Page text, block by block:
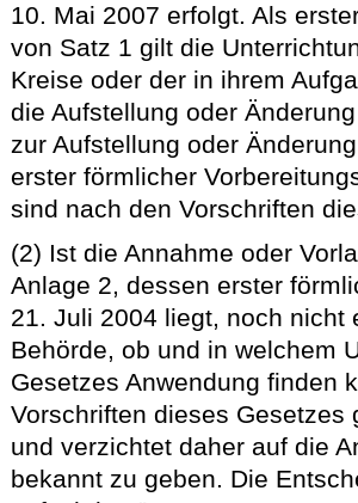
10. Mai 2007 erfolgt. Als
von Satz 1 gilt die
Kreise oder der in ihrem
die Aufstellung oder
zur Aufstellung oder
erster förmlicher
sind nach den Vorschriften
(2) Ist die Annahme oder
Anlage 2, dessen erster
21. Juli 2004 liegt, noch nicht
Behörde, ob und in welchem
Gesetzes Anwendung finden
Vorschriften dieses
und verzichtet daher auf die
bekannt zu geben. Die